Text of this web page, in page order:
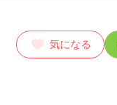
気になる